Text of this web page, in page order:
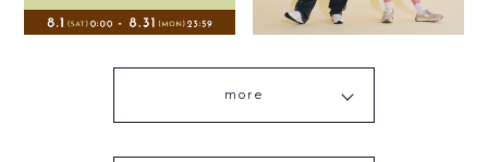
more